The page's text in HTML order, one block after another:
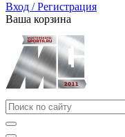
Вход / Регистрация
Ваша корзина